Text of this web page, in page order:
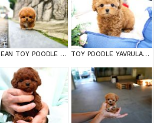
KOREAN TOY POODLE YAVRULARIMIZ TOY POODLE YAVRULARIM